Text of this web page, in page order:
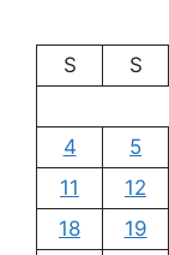
S
S
4
5
11
12
18
19